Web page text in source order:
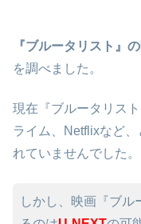
『ブルータリスト』
を調べました。
現在『ブルータリス
ライム、Netflixなど
れていませんでした。
しかし、映画『ブル